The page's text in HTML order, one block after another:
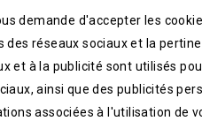
cerastus...
€
demande d'accepter les
réseaux sociaux et la
et à la publicité sont utilisés
ainsi que des publicités
associées à l'utilisation de